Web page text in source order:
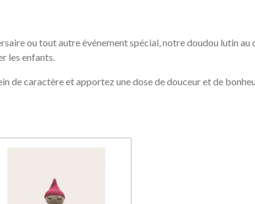
ou tout autre événement spécial, notre doudou lutin au
les enfants.
de caractère et apportez une dose de douceur et de